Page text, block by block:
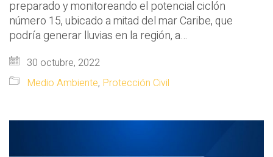
preparado y monitoreando el potencial ciclón
número 15, ubicado a mitad del mar Caribe, que
podría generar lluvias en la región, a…
30 octubre, 2022
Medio Ambiente, Protección Civil